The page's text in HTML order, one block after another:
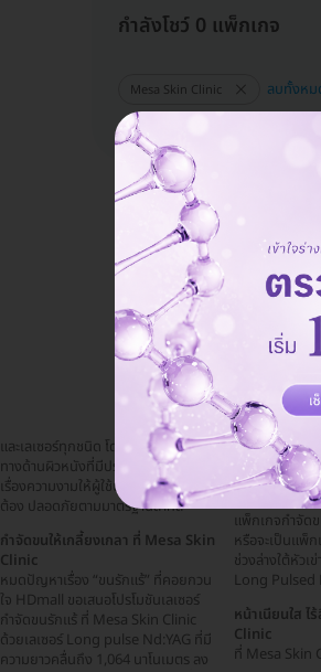
กำลังโชว์ 0 แพ็กเกจ
Mesa Skin Clinic ลบทั้งหม
และเลเซอร์ทุกชนิด โดยทีมแพทย์เฉพาะ
ทางด้านผิวหนังที่มีประสบการณ์ ดูแล
ต้อง ปลอดภัยตามมาตรฐานสากล
กำจัดขนให้เกลี้ยงเกลา ที่ Mesa Skin
Clinic
หมดปัญหาเรื่อง “ขนรักแร้” ที่คอยกวน
ใจ HDmall ขอเสนอโปรโมชันเลเซอร์
กำจัดขนรักแร้ ที่ Mesa Skin Clinic
ด้วยเลเซอร์ Long pulse Nd:YAG ที่มี
ความยาวคลื่นถึง 1,064 นาโนเมตร ลง
ลึกถึงรากขน เ
สีเข้ม ขนหนา
นอกจากนี้ที่
แพ็กเกจกำจัด
หรือจะเป็นแพ็
ช่วงล่างใต้หัวเ
Long Pulsed
หน้าเนียนใส
Clinic
ที่ Mesa Skin